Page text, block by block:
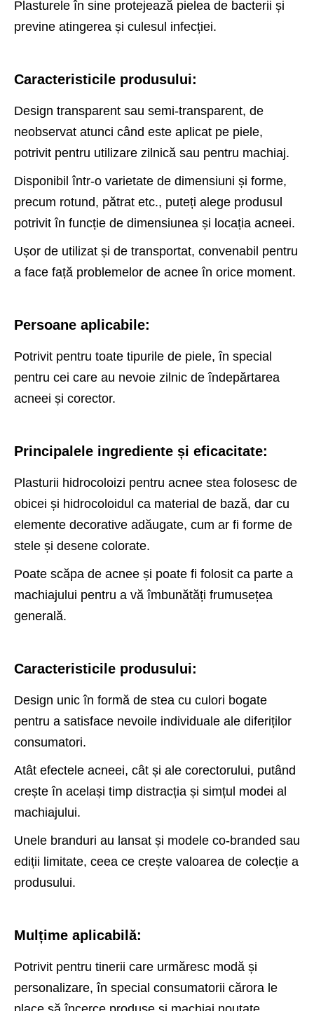
Plasturele în sine protejează pielea de bacterii și
previne atingerea și culesul infecției.
Caracteristicile produsului:
Design transparent sau semi-transparent, de
neobservat atunci când este aplicat pe piele,
potrivit pentru utilizare zilnică sau pentru machiaj.
Disponibil într-o varietate de dimensiuni și forme,
precum rotund, pătrat etc., puteți alege produsul
potrivit în funcție de dimensiunea și locația acneei.
Ușor de utilizat și de transportat, convenabil pentru
a face față problemelor de acnee în orice moment.
Persoane aplicabile:
Potrivit pentru toate tipurile de piele, în special
pentru cei care au nevoie zilnic de îndepărtarea
acneei și corector.
Principalele ingrediente și eficacitate:
Plasturii hidrocoloizi pentru acnee stea folosesc de
obicei și hidrocoloidul ca material de bază, dar cu
elemente decorative adăugate, cum ar fi forme de
stele și desene colorate.
Poate scăpa de acnee și poate fi folosit ca parte a
machiajului pentru a vă îmbunătăți frumusețea
generală.
Caracteristicile produsului:
Design unic în formă de stea cu culori bogate
pentru a satisface nevoile individuale ale diferiților
consumatori.
Atât efectele acneei, cât și ale corectorului, putând
crește în același timp distracția și simțul modei al
machiajului.
Unele branduri au lansat și modele co-branded sau
ediții limitate, ceea ce crește valoarea de colecție a
produsului.
Mulțime aplicabilă:
Potrivit pentru tinerii care urmăresc modă și
personalizare, în special consumatorii cărora le